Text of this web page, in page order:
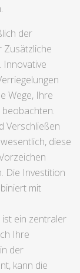
der
Zusätzliche
Innovative
Wege, Ihre
Verschließen
diese
Die Investition
mit
ein zentraler
Ihre
der
kann die